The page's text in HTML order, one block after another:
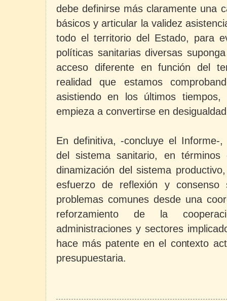
debe definirse más claramente una
básicos y articular la validez
todo el territorio del Estado, para
políticas sanitarias diversas
acceso diferente en función del
realidad que estamos
asistiendo en los últimos
empieza a convertirse en
En definitiva, -concluye el Informe-
del sistema sanitario, en
dinamización del sistema
esfuerzo de reflexión y consenso
problemas comunes desde una
reforzamiento de la
administraciones y sectores
hace más patente en el contexto
presupuestaria.